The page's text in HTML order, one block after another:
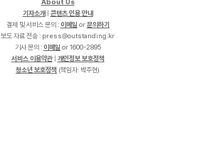
About Us
기자소개
콘텐츠 인용 안내
결제 및 서비스 문의 : 이메일 or문의하기
보도 자료 전송 :
r
k
.
g
n
i
d
n
a
t
s
t
u
o
@
s
s
e
r
p
기사 문의 : 이메일 or 1600-2895
서비스 이용약관| 개인정보 보호정책
청소년 보호정책 (책임자: 박주현)